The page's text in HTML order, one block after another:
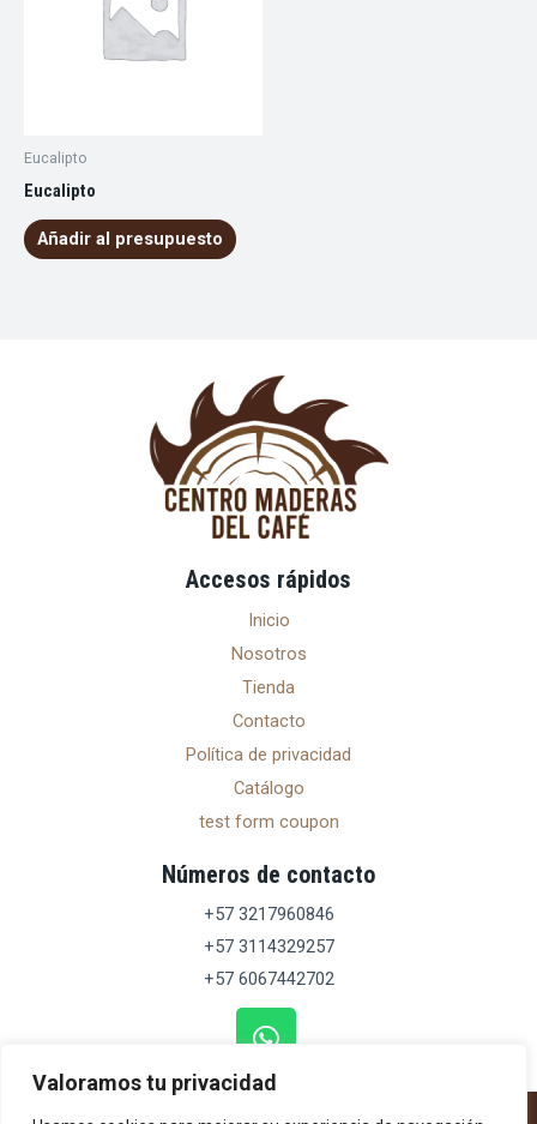
Valoramos tu privacidad
Eucalipto
Eucalipto
Añadir al presupuesto
Accesos rápidos
Inicio
Nosotros
Tienda
Contacto
Política de privacidad
Catálogo
test form coupon
Números de contacto
+57 3217960846
+57 3114329257
+57 6067442702
Whatsapp